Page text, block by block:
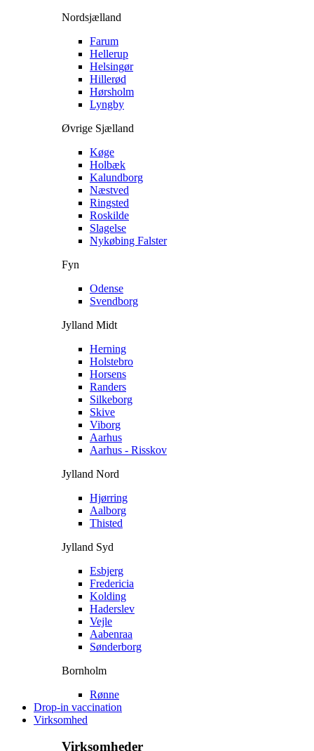
Nordsjælland
Farum
Hellerup
Helsingør
Hillerød
Hørsholm
Lyngby
Øvrige Sjælland
Køge
Holbæk
Kalundborg
Næstved
Ringsted
Roskilde
Slagelse
Nykøbing Falster
Fyn
Odense
Svendborg
Jylland Midt
Herning
Holstebro
Horsens
Randers
Silkeborg
Skive
Viborg
Aarhus
Aarhus - Risskov
Jylland Nord
Hjørring
Aalborg
Thisted
Jylland Syd
Esbjerg
Fredericia
Kolding
Haderslev
Vejle
Aabenraa
Sønderborg
Bornholm
Rønne
Drop-in vaccination
Virksomhed
Virksomheder